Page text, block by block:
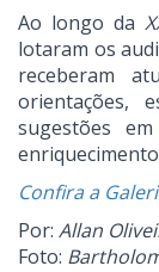
Ao longo da
lotaram os
receberam
orientações,
sugestões
Confira a
Por: Allan
Foto: